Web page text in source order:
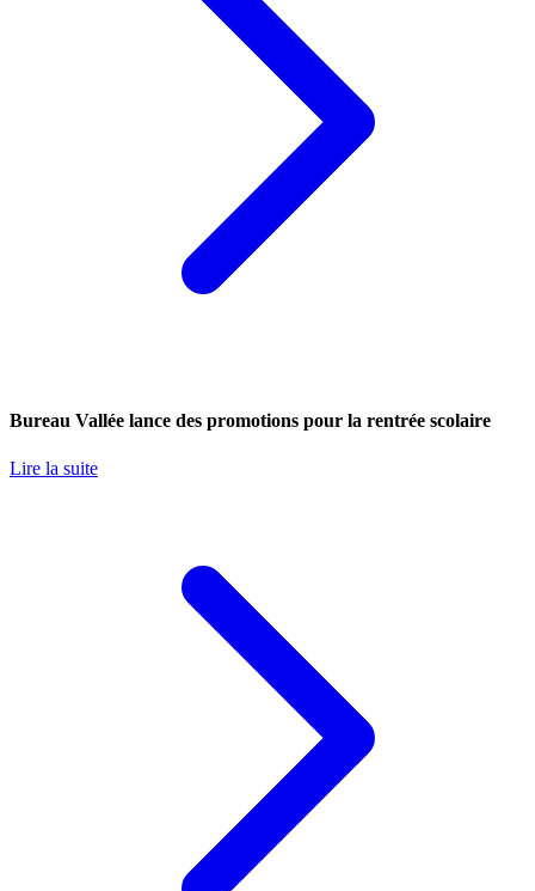
Bureau Vallée lance des promotions pour la rentrée scolaire
Lire la suite